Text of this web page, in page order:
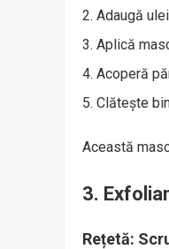
Adaugă
Aplică
Acoperă
Clătește
Această
3.
Rețetă: